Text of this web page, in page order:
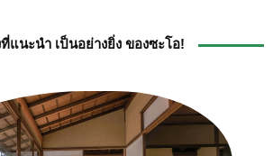
แนะนำ เป็นอย่างยิ่ง ของซะโอ!